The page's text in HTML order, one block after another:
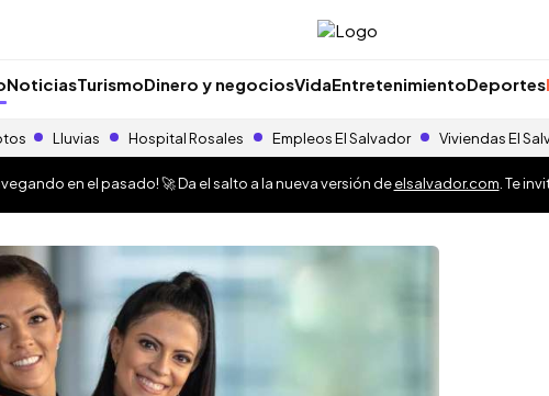
NoticiasTurismoDinero y negociosVidaEntretenimientoDeportes
Lluvias Hospital Rosales Empleos El Salvador Viviendas El
en el pasado! 🚀 Da el salto a la nueva versión deelsalvador.com . Te